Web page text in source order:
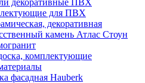
декоративные ПВХ
для ПВХ
декоративная
камень Атлас Стоун
комплектующие
фасадная Hauberk